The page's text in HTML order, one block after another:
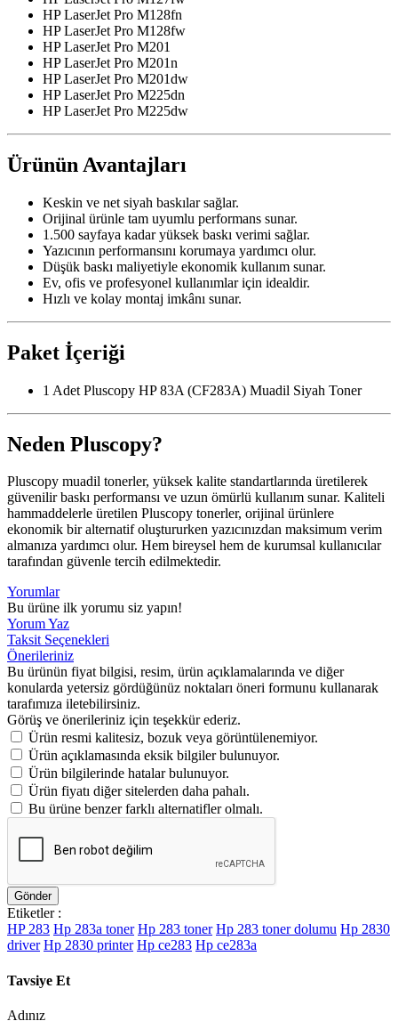
HP LaserJet Pro M128fn
HP LaserJet Pro M128fw
HP LaserJet Pro M201
HP LaserJet Pro M201n
HP LaserJet Pro M201dw
HP LaserJet Pro M225dn
HP LaserJet Pro M225dw
Ürünün Avantajları
Keskin ve net siyah baskılar sağlar.
Orijinal ürünle tam uyumlu performans sunar.
1.500 sayfaya kadar yüksek baskı verimi sağlar.
Yazıcının performansını korumaya yardımcı olur.
Düşük baskı maliyetiyle ekonomik kullanım sunar.
Ev, ofis ve profesyonel kullanımlar için idealdir.
Hızlı ve kolay montaj imkânı sunar.
Paket İçeriği
1 Adet Pluscopy HP 83A (CF283A) Muadil Siyah Toner
Neden Pluscopy?
Pluscopy muadil tonerler, yüksek kalite standartlarında üretilerek
güvenilir baskı performansı ve uzun ömürlü kullanım sunar. Kaliteli
hammaddelerle üretilen Pluscopy tonerler, orijinal ürünlere
ekonomik bir alternatif oluştururken yazıcınızdan maksimum verim
almanıza yardımcı olur. Hem bireysel hem de kurumsal kullanıcılar
tarafından güvenle tercih edilmektedir.
Yorumlar
Bu ürüne ilk yorumu siz yapın!
Yorum Yaz
Taksit Seçenekleri
Önerileriniz
Bu ürünün fiyat bilgisi, resim, ürün açıklamalarında ve diğer
konularda yetersiz gördüğünüz noktaları öneri formunu kullanarak
tarafımıza iletebilirsiniz.
Görüş ve önerileriniz için teşekkür ederiz.
Ürün resmi kalitesiz, bozuk veya görüntülenemiyor.
Ürün açıklamasında eksik bilgiler bulunuyor.
Ürün bilgilerinde hatalar bulunuyor.
Ürün fiyatı diğer sitelerden daha pahalı.
Bu ürüne benzer farklı alternatifler olmalı.
Gönder
Etiketler :
HP 283 Hp 283a toner Hp 283 toner Hp 283 toner dolumu Hp 2830
driver Hp 2830 printer Hp ce283 Hp ce283a
Tavsiye Et
Adınız